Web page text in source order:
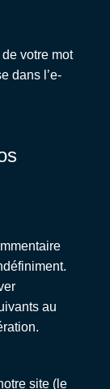
votre mot
dans l’e-
au
site (le